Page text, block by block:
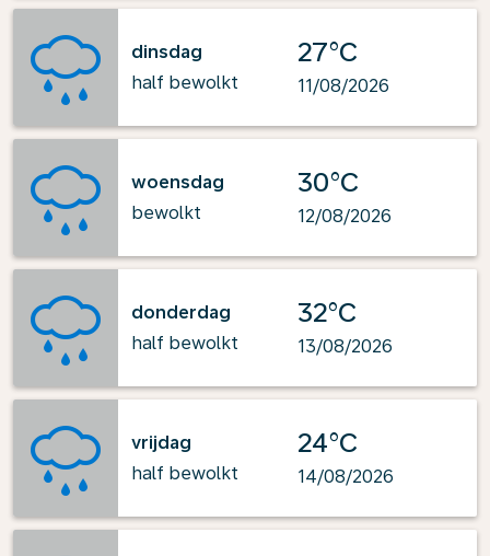
dinsdag
half bewolkt
27°C
11/08/2026
woensdag
bewolkt
30°C
12/08/2026
donderdag
half bewolkt
32°C
13/08/2026
vrijdag
half bewolkt
24°C
14/08/2026